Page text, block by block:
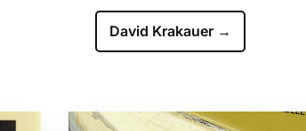
David Krakauer →